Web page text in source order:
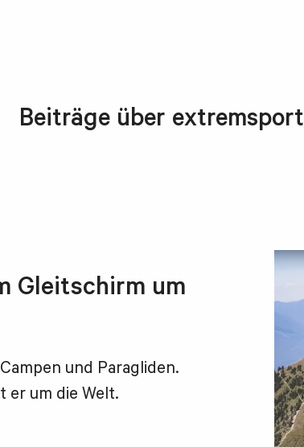
Beiträge über extremsport
Gleitschirm um
und Paragliden.
er um die Welt.